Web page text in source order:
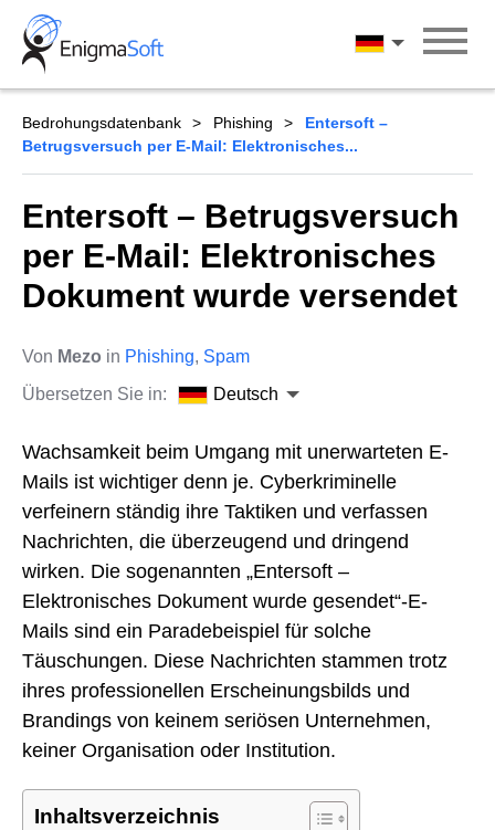
Skip
content
Deutsch
Bedrohungsdatenbank Phishing
Entersoft –
Betrugsversuch per E-Mail: Elektronisches...
Entersoft – Betrugsversuch
per E-Mail: Elektronisches
Dokument wurde versendet
Von Mezo in Phishing, Spam
Übersetzen Sie in:
Deutsch
Wachsamkeit beim Umgang mit unerwarteten E-
Mails ist wichtiger denn je. Cyberkriminelle
verfeinern ständig ihre Taktiken und verfassen
Nachrichten, die überzeugend und dringend
wirken. Die sogenannten „Entersoft –
Elektronisches Dokument wurde gesendet“-E-
Mails sind ein Paradebeispiel für solche
Täuschungen. Diese Nachrichten stammen trotz
ihres professionellen Erscheinungsbilds und
Brandings von keinem seriösen Unternehmen,
keiner Organisation oder Institution.
Inhaltsverzeichnis